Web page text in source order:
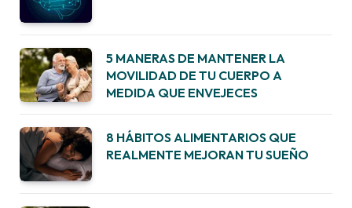
5 MANERAS DE MANTENER LA
MOVILIDAD DE TU CUERPO A
MEDIDA QUE ENVEJECES
8 HÁBITOS ALIMENTARIOS QUE
REALMENTE MEJORAN TU SUEÑO